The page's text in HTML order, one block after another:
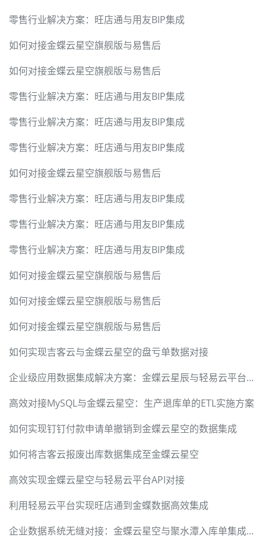
零售行业解决方案：旺店通与用友BIP集成
如何对接金蝶云星空旗舰版与易售后
如何对接金蝶云星空旗舰版与易售后
零售行业解决方案：旺店通与用友BIP集成
零售行业解决方案：旺店通与用友BIP集成
零售行业解决方案：旺店通与用友BIP集成
如何对接金蝶云星空旗舰版与易售后
零售行业解决方案：旺店通与用友BIP集成
零售行业解决方案：旺店通与用友BIP集成
零售行业解决方案：旺店通与用友BIP集成
如何对接金蝶云星空旗舰版与易售后
如何对接金蝶云星空旗舰版与易售后
如何对接金蝶云星空旗舰版与易售后
如何实现吉客云与金蝶云星空的盘亏单数据对接
企业级应用数据集成解决方案：金蝶云星辰与轻易云平台无缝对接
高效对接MySQL与金蝶云星空：生产退库单的ETL实施方案
如何实现钉钉付款申请单撤销到金蝶云星空的数据集成
如何将吉客云报废出库数据集成至金蝶云星空
高效实现金蝶云星空与轻易云平台API对接
利用轻易云平台实现旺店通到金蝶数据高效集成
企业数据系统无缝对接：金蝶云星空与聚水潭入库单集成方案详解